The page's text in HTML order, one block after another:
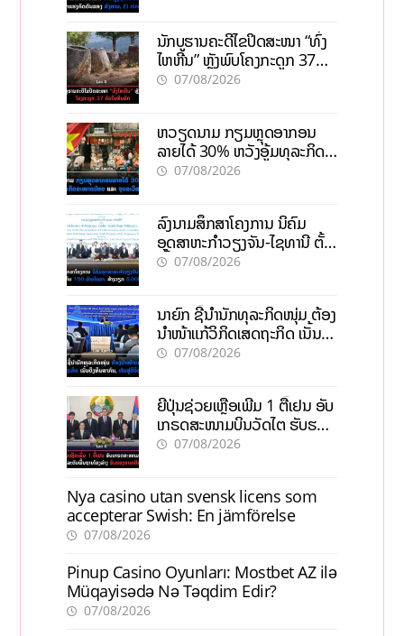
ນັກບູຮານຄະດີໄຂປິດສະໜາ “ທົ່ງ
ໄຫຫີນ” ຫຼັງພົບໂຄງກະດູກ 37
ຄົນໃນຫີນຍັກ
07/08/2026
ຫວຽດນາມ ກຽມຫຼຸດອາກອນ
ລາຍໄດ້ 30% ຫວັງອູ້ມທຸລະກິດ
ຂະໜາດນ້ອຍ ແລະ ຈຸນລະ
07/08/2026
ລົງນາມສຶກສາໂຄງການ ນິຄົມ
ອຸດສາຫະກຳວຽງຈັນ-ໄຊທານີ ຕັ້ງ
ເປົ້າດຶງທຶນ 150 ລ້ານໂດລາ, ສ້າງ
07/08/2026
ນາຍົກ ຊີ້ນຳນັກທຸລະກິດໜຸ່ມ ຕ້ອງ
ນຳໜ້າແກ້ວິກິດເສດຖະກິດ ເນັ້ນດຶງ
ທຶນສາກົນ, ຫັນສູ່ດິຈິຕອນ
07/08/2026
ຍີ່ປຸ່ນຊ່ວຍເຫຼືອເພີ່ມ 1 ຕື້ເຢນ ອັບ
ເກຣດສະໜາມບິນວັດໄຕ ຮັບຮອງ
ການເຕີບໂຕ
07/08/2026
Nya casino utan svensk licens som
accepterar Swish: En jämförelse
07/08/2026
Pinup Casino Oyunları: Mostbet AZ ilə
Müqayisədə Nə Təqdim Edir?
07/08/2026